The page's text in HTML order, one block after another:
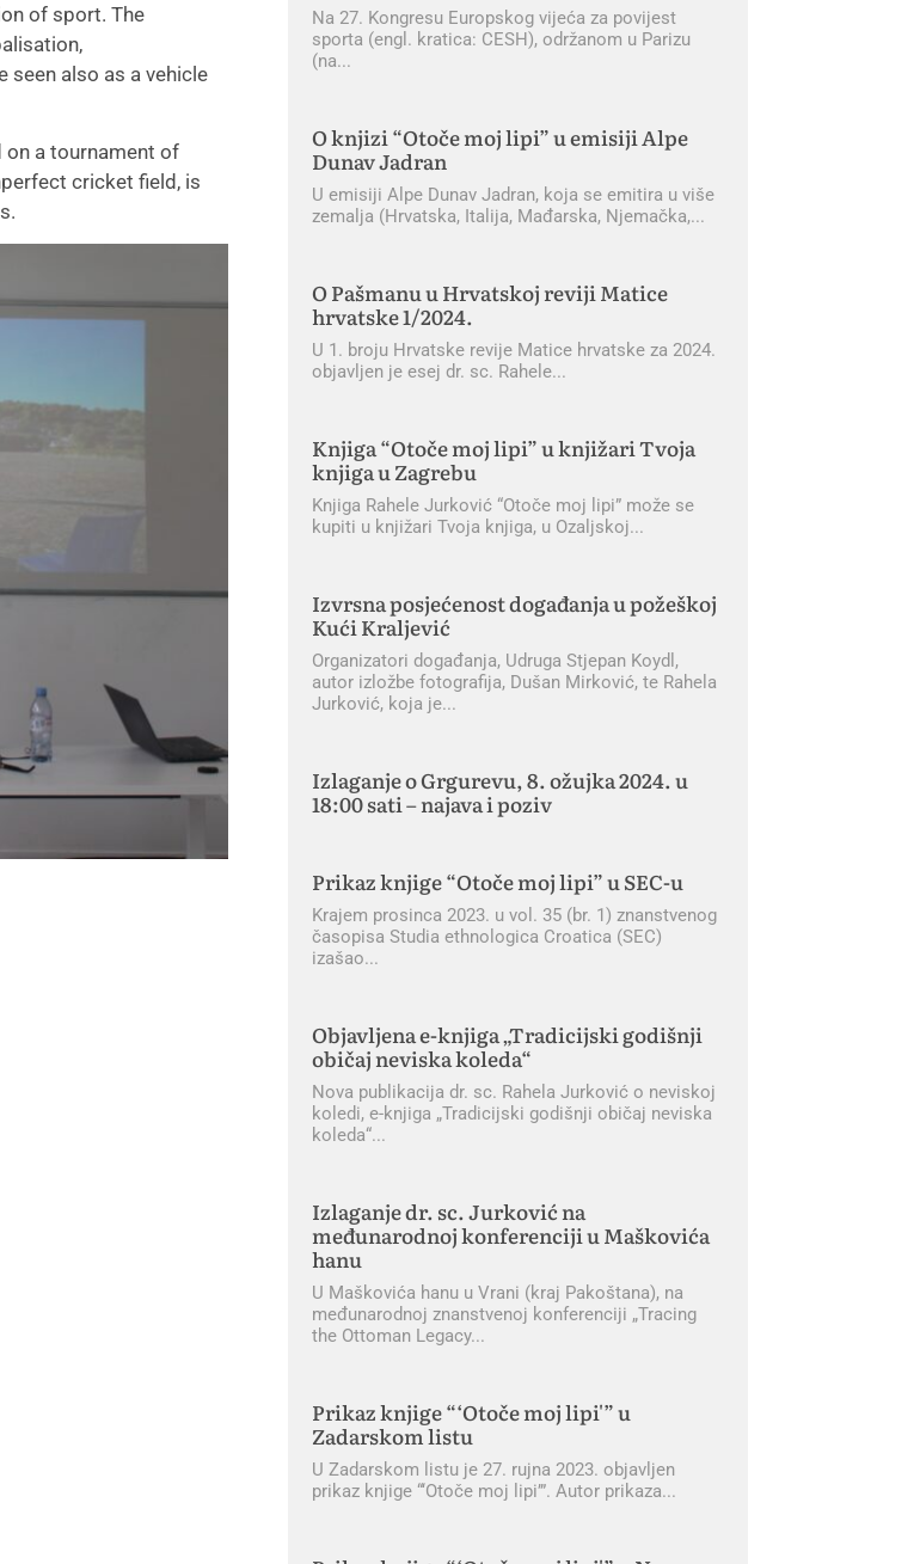
of sport. The
also as a vehicle
on a tournament of
cricket field, is
Na 27. Kongresu Europskog vijeća za povijest
sporta (engl. kratica: CESH), održanom u Parizu
(na
O knjizi “Otoče moj lipi” u emisiji Alpe
Dunav Jadran
U emisiji Alpe Dunav Jadran, koja se emitira u više
zemalja (Hrvatska, Italija, Mađarska, Njemačka,
O Pašmanu u Hrvatskoj reviji Matice
hrvatske 1/2024.
U 1. broju Hrvatske revije Matice hrvatske za 2024.
objavljen je esej dr. sc. Rahele
Knjiga “Otoče moj lipi” u knjižari Tvoja
knjiga u Zagrebu
Knjiga Rahele Jurković “Otoče moj lipi” može se
kupiti u knjižari Tvoja knjiga, u Ozaljskoj
Izvrsna posjećenost događanja u požeškoj
Kući Kraljević
Organizatori događanja, Udruga Stjepan Koydl,
autor izložbe fotografija, Dušan Mirković, te Rahela
Jurković, koja je
Izlaganje o Grgurevu, 8. ožujka 2024. u
18:00 sati – najava i poziv
Prikaz knjige “Otoče moj lipi” u SEC-u
Krajem prosinca 2023. u vol. 35 (br. 1) znanstvenog
časopisa Studia ethnologica Croatica (SEC)
izašao
Objavljena e-knjiga „Tradicijski godišnji
običaj neviska koleda“
Nova publikacija dr. sc. Rahela Jurković o neviskoj
koledi, e-knjiga „Tradicijski godišnji običaj neviska
koleda“
Izlaganje dr. sc. Jurković na
međunarodnoj konferenciji u Maškovića
hanu
U Maškovića hanu u Vrani (kraj Pakoštana), na
međunarodnoj znanstvenoj konferenciji „Tracing
the Ottoman Legacy
Prikaz knjige “‘Otoče moj lipi'” u
Zadarskom listu
U Zadarskom listu je 27. rujna 2023. objavljen
prikaz knjige “‘Otoče moj lipi’”. Autor prikaza